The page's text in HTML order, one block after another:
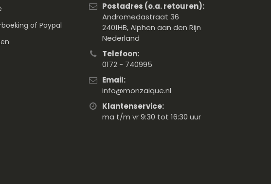
of Paypal
Postadres (o.a. retouren):
Andromedastraat 36
2401HB, Alphen aan den Rijn
Nederland
Telefoon:
0172 - 740995
Email:
info@monzaique.nl
Klantenservice:
ma t/m vr 9:30 tot 16:30 uur